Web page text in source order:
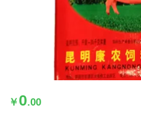
￥ 0.00